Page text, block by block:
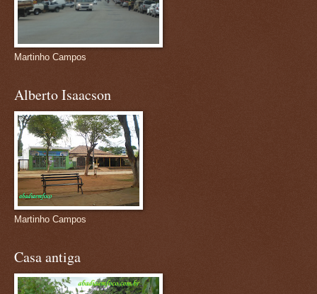
Martinho Campos
Alberto Isaacson
Martinho Campos
Casa antiga